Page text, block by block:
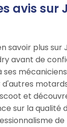
avis sur
savoir plus sur
avant de
d'autres
et
sur la qualité
de